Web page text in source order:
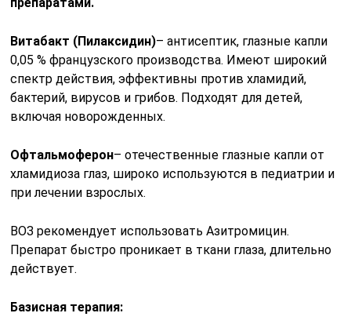
Витабакт (Пилаксидин)– антисептик, глазные капли
0,05 % французского производства. Имеют широкий
спектр действия, эффективны против хламидий,
бактерий, вирусов и грибов. Подходят для детей,
включая новорожденных.
Офтальмоферон– отечественные глазные капли от
хламидиоза глаз, широко используются в педиатрии и
при лечении взрослых.
ВОЗ рекомендует использовать Азитромицин.
Препарат быстро проникает в ткани глаза, длительно
действует.
Базисная терапия: